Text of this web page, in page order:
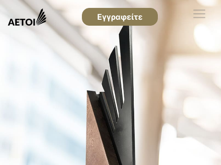
Εγγραφείτε